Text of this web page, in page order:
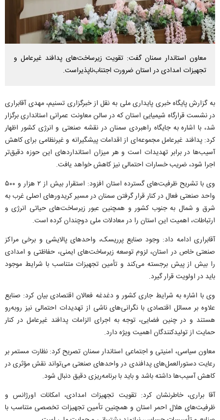
معاون استاندار سمنان گفت: تقویت زیرساخت‌های پدافند غیرعامل و
تجهیزات امدادی در استان ضرورت اجتناب‌ناپذیراست.
به گزارش پایگاه خبری پایداری ملی به نقل از خبرگزاری تسنیم، مهدی آقابراری
در نشست قرارگاه شیمیایی استان که در سالن معاونت عمرانی استانداری برگزار
شد، با اشاره به جایگاه راهبردی سمنان در نقشه صنعتی و انرژی کشور اظهار
کرد: پدافند غیرعامل مجموعه‌ای از اقدامات پیشگیرانه و غیرنظامی برای کاهش
آسیب‌ها در برابر تهدیدات است و هر میزان استاندارد‌های این حوزه دقیق‌تر
اجرا شود، ضریب خسارات احتمالی نیز کاهش خواهد یافت.
وی با تشریح ظرفیت‌های گسترده استان افزود: استقرار بیش از ۲ هزار و ۵۰۰
واحد صنعتی فعال در کنار قرار گرفتن سمنان در مسیر کریدور‌های اصلی غرب به
شرق و شمال به جنوب کشور و همچنین عبور زیرساخت‌های حیاتی انرژی و
ارتباطات، اهمیت این استان را در معادلات ملی دوچندان کرده است.
آقابراری ادامه داد: وجود صنایع پرریسک، واحد‌های پالایشی و برخی مراکز
صنعتی خاص در استان، لزوم توسعه زیرساخت‌های ایمنی، حفاظتی و امدادی
را بیش از پیش برجسته می‌کند و تأمین تجهیزات متناسب با شرایط موجود
باید در اولویت قرار گیرد.
وی با اشاره به شرایط جاری کشور و دغدغه فعالان اقتصادی بیان کرد: صنایع
علاوه بر مسائل اقتصادی با نگرانی‌های ناشی از تهدیدات احتمالی نیز روبه‌رو
هستند و در چنین فضایی، توجه به اجرای الزامات پدافند غیرعامل در کنار
حمایت از تولیدکنندگان اهمیت ویژه دارد.
معاون سیاسی، امنیتی و اجتماعی استاندار سمنان تصریح کرد: نظارت مستمر بر
رعایت دستورالعمل‌های پدافندی در واحد‌های صنعتی می‌تواند نقش مؤثری در
کاهش آسیب‌ها داشته باشد و باید با برنامه‌ریزی دقیق دنبال شود.
آقا براری، خاطرنشان کرد: تقویت تجهیزات امدادی، امکانات اورژانس و
ظرفیت‌های هلال احمر استان و همچنین تأمین تجهیزات تخصصی متناسب با